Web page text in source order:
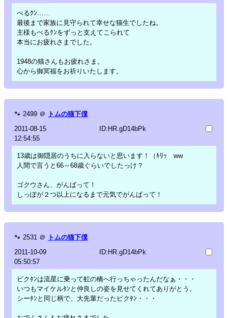
ぺるｸﾝ……
最後まで家族に見守られて幸せな猫生でしたね。
主様もぺるｸﾝをずっと支えてこられて
本当にお疲れさまでした。
1948の猫さんもお疲れさま。
心から御冥福をお祈りいたします。
🐾 2499 ＠ トムの猫下僕
2011-08-15
12:54:55
ID:HR.gD14bPk
13歳は御隠居のうちに入らないと思います！（ｷﾘｯ ww
人間で言うと66～68歳ぐらいでしたっけ？
ゴクウさん、がんばって！
しっぽが２つ以上になるまで元気でがんばって！
🐾 2531 ＠ トムの猫下僕
2011-10-09
05:50:57
ID:HR.gD14bPk
ピクﾀﾝは流星に乗って虹の橋へ行っちゃったんだなぁ・・・
いつもマイケルﾀﾝと仲良しの姿を見せてくれてありがとう。
シーﾀﾝと同じ柄で、大先輩だったピクﾀﾝ・・・